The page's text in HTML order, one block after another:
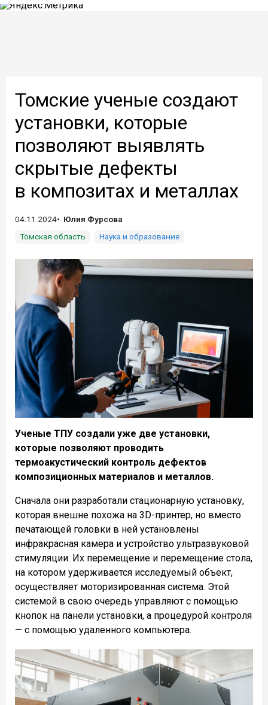
Томские ученые создают
установки, которые
позволяют выявлять
скрытые дефекты
в композитах и металлах
04.11.2024
Юлия Фурсова
Томская область
Наука и образование
Ученые ТПУ создали уже две установки,
которые позволяют проводить
термоакустический контроль дефектов
композиционных материалов и металлов.
Сначала они разработали стационарную установку,
которая внешне похожа на 3D-принтер, но вместо
печатающей головки в ней установлены
инфракрасная камера и устройство ультразвуковой
стимуляции. Их перемещение и перемещение стола,
на котором удерживается исследуемый объект,
осуществляет моторизированная система. Этой
системой в свою очередь управляют с помощью
кнопок на панели установки, а процедурой контроля
— с помощью удаленного компьютера.